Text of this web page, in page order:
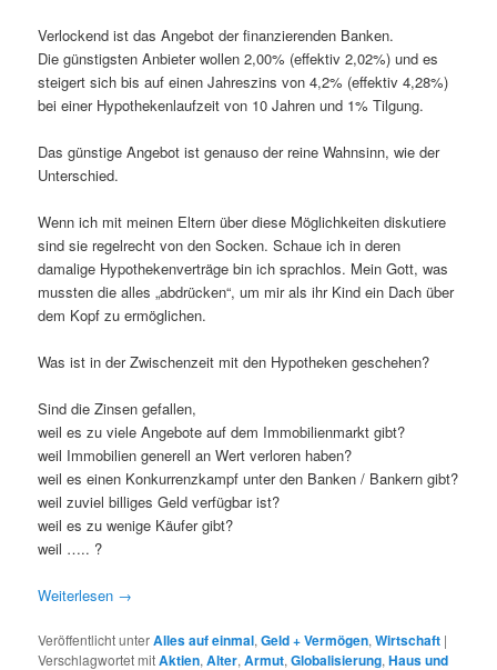
Verlockend ist das Angebot der finanzierenden Banken.
Die günstigsten Anbieter wollen 2,00% (effektiv 2,02%) und es
steigert sich bis auf einen Jahreszins von 4,2% (effektiv 4,28%)
bei einer Hypothekenlaufzeit von 10 Jahren und 1% Tilgung.
Das günstige Angebot ist genauso der reine Wahnsinn, wie der
Unterschied.
Wenn ich mit meinen Eltern über diese Möglichkeiten diskutiere
sind sie regelrecht von den Socken. Schaue ich in deren
damalige Hypothekenverträge bin ich sprachlos. Mein Gott, was
mussten die alles „abdrücken“, um mir als ihr Kind ein Dach über
dem Kopf zu ermöglichen.
Was ist in der Zwischenzeit mit den Hypotheken geschehen?
Sind die Zinsen gefallen,
weil es zu viele Angebote auf dem Immobilienmarkt gibt?
weil Immobilien generell an Wert verloren haben?
weil es einen Konkurrenzkampf unter den Banken / Bankern gibt?
weil zuviel billiges Geld verfügbar ist?
weil es zu wenige Käufer gibt?
weil ….. ?
Weiterlesen →
Veröffentlicht unterAlles auf einmal,Geld + Vermögen,Wirtschaft |
Verschlagwortet mitAktien,Alter,Armut,Globalisierung,Haus und